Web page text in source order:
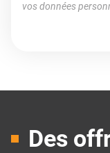
vos données
Des